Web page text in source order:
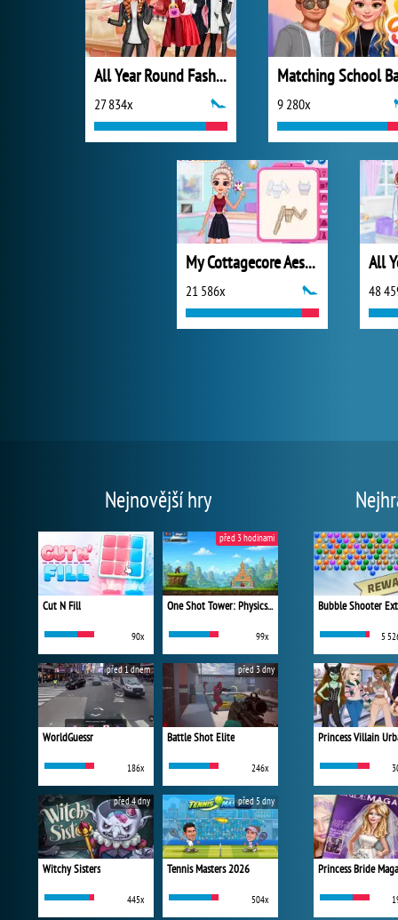
All Year Round Fashion Addict Ice Princess
27 834x 9 280x
My Cottagecore Aesthetic Look
21 586x 48
Nejnovější hry
Cut N Fill
90x
One Shot Tower: Physics Destroyer
99x
před 3 hodinami
WorldGuessr
186x
před 1 dnem
Battle Shot Elite
246x
před 3 dny
Witchy Sisters
445x
před 4 dny
Tennis Masters 2026
504x
před 5 dny
Bubble Shooter
5
Princess Bride